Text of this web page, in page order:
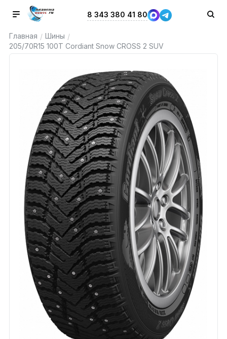
8 343 380 41 80
Главная / Шины /
205/70R15 100T Cordiant Snow CROSS 2 SUV